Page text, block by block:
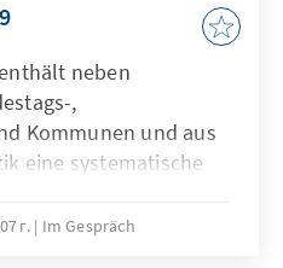
neben
,
Kommunen und aus
eine systematische
Oktober 2007 und
г. Im Gespräch